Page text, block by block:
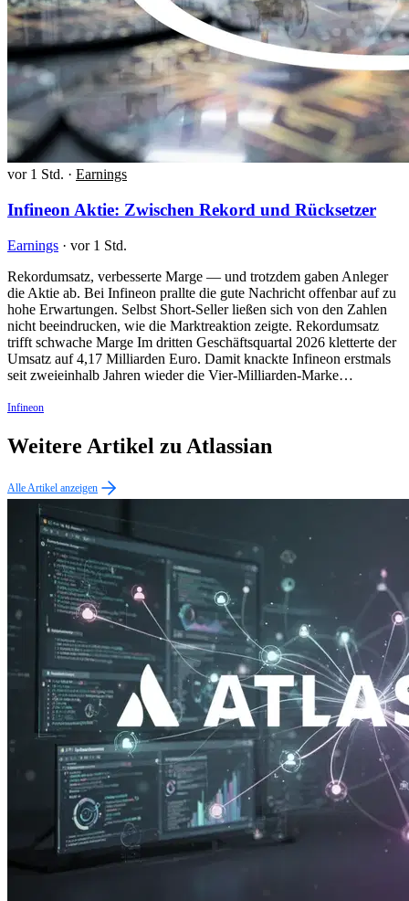
vor 1 Std. · Earnings
Infineon Aktie: Zwischen Rekord und Rücksetzer
Earnings · vor 1 Std.
Rekordumsatz, verbesserte Marge — und trotzdem gaben Anleger
die Aktie ab. Bei Infineon prallte die gute Nachricht offenbar auf zu
hohe Erwartungen. Selbst Short-Seller ließen sich von den Zahlen
nicht beeindrucken, wie die Marktreaktion zeigte. Rekordumsatz
trifft schwache Marge Im dritten Geschäftsquartal 2026 kletterte der
Umsatz auf 4,17 Milliarden Euro. Damit knackte Infineon erstmals
seit zweieinhalb Jahren wieder die Vier-Milliarden-Marke…
Infineon
Weitere Artikel zu Atlassian
Alle Artikel anzeigen